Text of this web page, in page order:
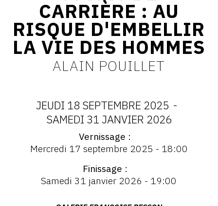
CONTACT
CGU
CGV
INSTAGRAM
FACEBOOK
TWITTER
PINTEREST
CARRIÈRE : AU
RISQUE D'EMBELLIR
LA VIE DES HOMMES
ALAIN POUILLET
DATES
:
JEUDI
18
JEUDI 18 SEPTEMBRE 2025 -
SAMEDI 31 JANVIER 2026
Vernissage
Mercredi 17 septembre 2025 - 18:00
Finissage
Samedi 31 janvier 2026 - 19:00